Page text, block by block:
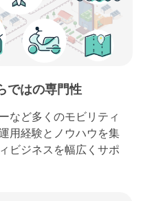
ではの専門性
など多くのモビリティ
用経験とノウハウを集
ビジネスを幅広くサポ